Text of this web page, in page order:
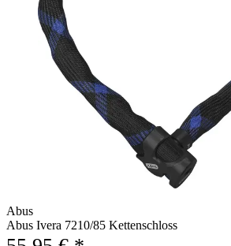
Abus
Abus Ivera 7210/85 Kettenschloss